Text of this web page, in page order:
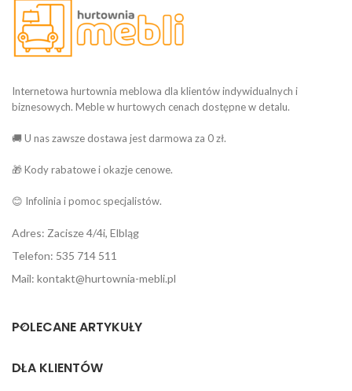
Internetowa hurtownia meblowa dla klientów indywidualnych i
biznesowych. Meble w hurtowych cenach dostępne w detalu.
🚚 U nas zawsze dostawa jest darmowa za 0 zł.
🎁 Kody rabatowe i okazje cenowe.
😊 Infolinia i pomoc specjalistów.
Adres: Zacisze 4/4i, Elbląg
Telefon: 535 714 511
Mail: kontakt@hurtownia-mebli.pl
POLECANE ARTYKUŁY
DLA KLIENTÓW